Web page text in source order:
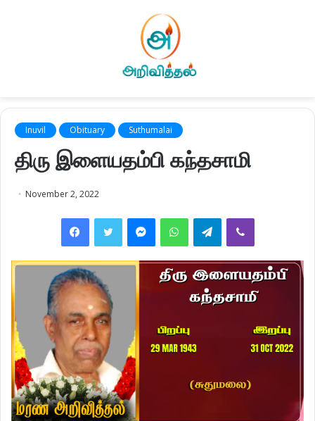
Inuvil Obituary Suthumalai
திரு இளையதம்பி கந்தசாமி
November 2, 2022
FacebookTwitter MessengerWhatsAppTelegramViber